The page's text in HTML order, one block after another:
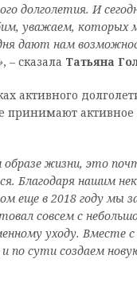
долголетия. И
уважаем, которых
дают нам
, – сказала Татьяна
активного
принимают активное
жизни, это
Благодаря нашим
еще в 2018 году мы
совсем с
уходу. Вместе с
по сути создаем